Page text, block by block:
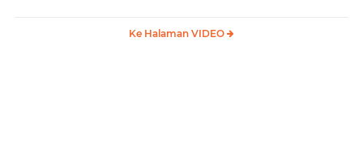
Ke Halaman VIDEO